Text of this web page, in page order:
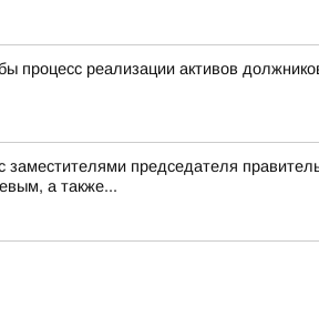
процесс реализации активов
заместителями председателя
а также...